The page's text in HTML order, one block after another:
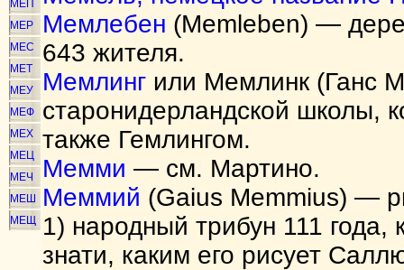
МЕП
МЕР
МЕС
МЕТ
МЕУ
МЕФ
МЕХ
МЕЦ
МЕЧ
МЕШ
МЕЩ
Мемлебен (Memleben) —
643 жителя.
Мемлинг или Мемлинк (Ганс
старонидерландской школы,
также Гемлингом.
Мемми — см. Мартино.
Меммий (Gaius Memmius) —
1) народный трибун 111 года,
знати, каким его рисует